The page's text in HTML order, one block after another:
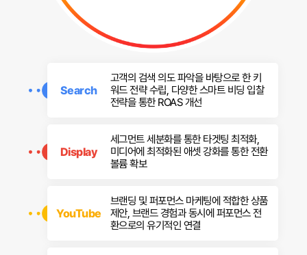
Search
고객의 검색 의도 파악을 바탕으로 한 키
워드 전략 수립, 다양한 스마트 비딩 입찰
전략을 통한 ROAS 개선
Display
세그먼트 세분화를 통한 타겟팅 최적화,
미디어에 최적화된 애셋 강화를 통한 전환
볼륨 확보
YouTube
브랜딩 및 퍼포먼스 마케팅에 적합한 상품
제안, 브랜드 경험과 동시에 퍼포먼스 전
환으로의 유기적인 연결